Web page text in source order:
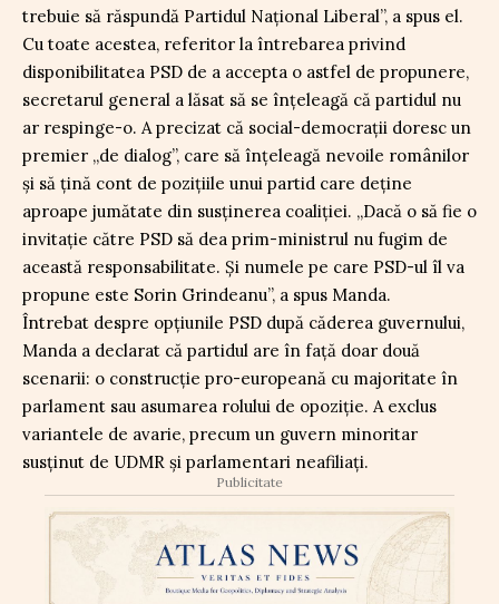
trebuie să răspundă Partidul Național Liberal”, a spus el.
Cu toate acestea, referitor la întrebarea privind
disponibilitatea PSD de a accepta o astfel de propunere,
secretarul general a lăsat să se înțeleagă că partidul nu
ar respinge-o. A precizat că social-democrații doresc un
premier „de dialog”, care să înțeleagă nevoile românilor
și să țină cont de pozițiile unui partid care deține
aproape jumătate din susținerea coaliției. „Dacă o să fie o
invitație către PSD să dea prim-ministrul nu fugim de
această responsabilitate. Și numele pe care PSD-ul îl va
propune este Sorin Grindeanu”, a spus Manda.
Întrebat despre opțiunile PSD după căderea guvernului,
Manda a declarat că partidul are în față doar două
scenarii: o construcție pro-europeană cu majoritate în
parlament sau asumarea rolului de opoziție. A exclus
variantele de avarie, precum un guvern minoritar
susținut de UDMR și parlamentari neafiliați.
Publicitate